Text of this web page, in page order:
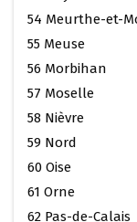
54 Meurthe-et-
55 Meuse
56 Morbihan
57 Moselle
58 Nièvre
59 Nord
60 Oise
61 Orne
62 Pas-de-Calais